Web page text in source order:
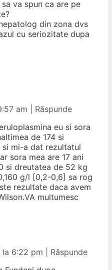
va spun ca are pe
din zona dvs
cu seriozitate dupa
am
Răspunde
eu si sora
de 174 si
mi-a dat rezultatul
sora mea are 17 ani
si dreutatea de 52 kg
g/l [0,2-0,6] sa rog
rezultate daca avem
multumesc
la 6:22 pm
Răspunde